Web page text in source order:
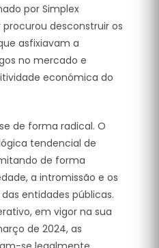
por Simplex
desconstruir os
asfixiavam a
no mercado e
económica do
de forma radical. O
tendencial de
de forma
a intromissão e os
entidades públicas.
em vigor na sua
de 2024, as